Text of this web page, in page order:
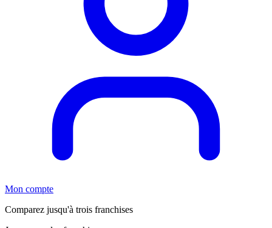
Mon compte
Comparez jusqu'à trois franchises